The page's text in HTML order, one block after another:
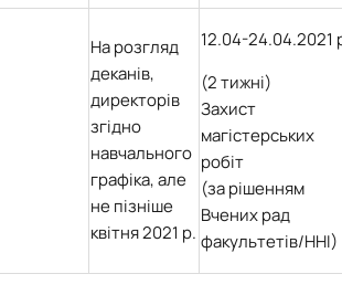
На розгляд
деканів,
директорів
згідно
навчального
графіка, але
не пізніше
квітня 2021 р.
12.04-24.04.2021
(2 тижні)
Захист
магістерських
робіт
(за рішенням
Вчених рад
факультетів/ННІ)